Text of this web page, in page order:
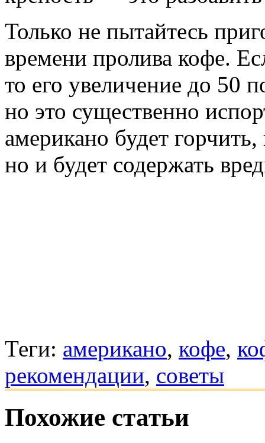
Только не пытайтесь
времени пролива кофе.
то его увеличение до 50
но это существенно
американо будет
но и будет содержать
Теги: американо, кофе,
рекомендации, советы
Похожие статьи